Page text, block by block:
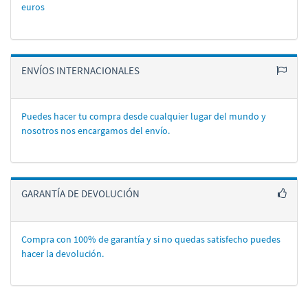
euros
ENVÍOS INTERNACIONALES
Puedes hacer tu compra desde cualquier lugar del mundo y
nosotros nos encargamos del enví­o.
GARANTÍA DE DEVOLUCIÓN
Compra con 100% de garantí­a y si no quedas satisfecho puedes
hacer la devolución.